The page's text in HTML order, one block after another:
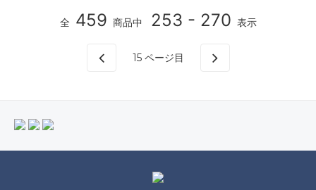
全 459 商品中 253 - 270 表示
15 ページ目